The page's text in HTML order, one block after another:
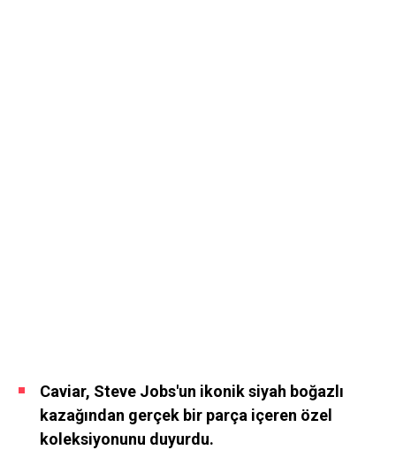
Caviar, Steve Jobs'un ikonik siyah boğazlı
kazağından gerçek bir parça içeren özel
koleksiyonunu duyurdu.